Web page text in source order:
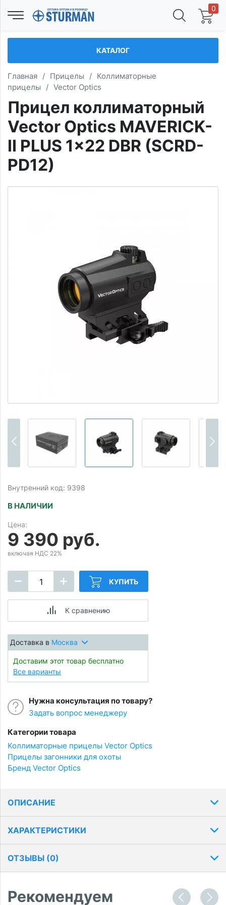
0
КАТАЛОГ
Главная / Прицелы / Коллиматорные
прицелы
/ Vector Optics
Прицел коллиматорный
Vector Optics MAVERICK-
II PLUS 1x22 DBR (SCRD-
PD12)
Внутренний код: 9398
В НАЛИЧИИ
Цена:
9 390 руб.
включая НДС 22%
КУПИТЬ
К сравнению
Доставка в Москва
Доставим этот товар бесплатно
Все варианты
Нужна консультация по товару?
Задать вопрос менеджеру
Категории товара
Коллиматорные прицелы Vector Optics
Прицелы загонники для охоты
Бренд Vector Optics
ОПИСАНИЕ
ХАРАКТЕРИСТИКИ
ОТЗЫВЫ (0)
Рекомендуем